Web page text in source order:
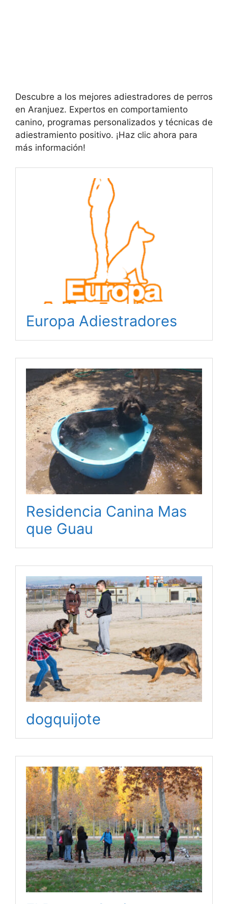
Descubre a los mejores adiestradores de perros
en Aranjuez. Expertos en comportamiento
canino, programas personalizados y técnicas de
adiestramiento positivo. ¡Haz clic ahora para
más información!
Europa Adiestradores
Residencia Canina Mas
que Guau
dogquijote